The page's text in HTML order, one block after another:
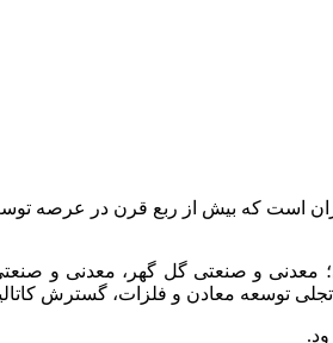
است که بیش از ربع قرن در
معدنی و صنعتی گل گهر، معدنی و
تجلی توسعه معادن و فلزات، گسترش